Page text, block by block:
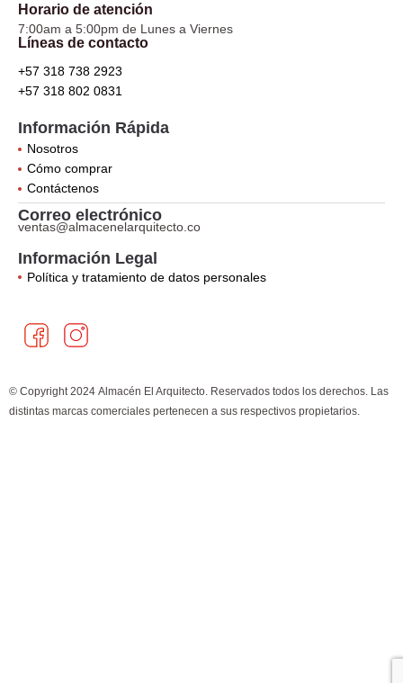
Horario de atención
7:00am a 5:00pm de Lunes a Viernes
Líneas de contacto
+57 318 738 2923
+57 318 802 0831
Información Rápida
Nosotros
Cómo comprar
Contáctenos
Correo electrónico
ventas@almacenelarquitecto.co
Información Legal
Política y tratamiento de datos personales
a
c
b
n
s
a
© Copyright 2024 Almacén El Arquitecto. Reservados todos los derechos. Las
distintas marcas comerciales pertenecen a sus respectivos propietarios.